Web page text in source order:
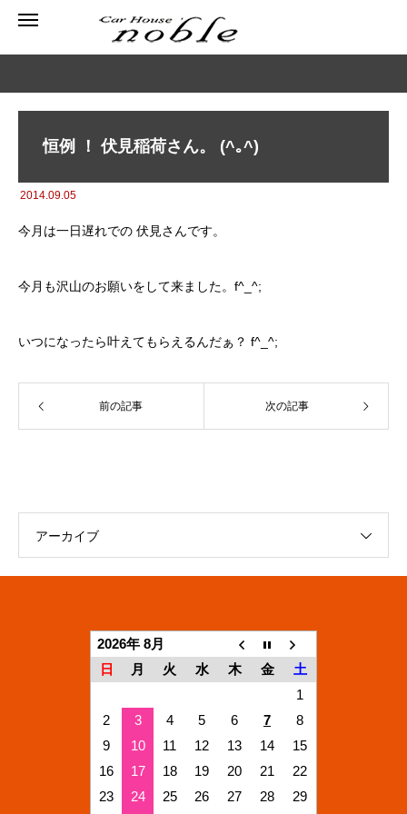
恒例 ！ 伏見稲荷さん。 (^｡^)
2014.09.05
今月は一日遅れでの 伏見さんです。
今月も沢山のお願いをして来ました。f^_^;
いつになったら叶えてもらえるんだぁ？ f^_^;
前の記事 次の記事
アーカイブ
2026年 8月
日
月 火 水 木 金
土
1
2
3 4 5 6 7
8
9
10 11 12 13 14
15
16
17 18 19 20 21
22
23
24 25 26 27 28 29